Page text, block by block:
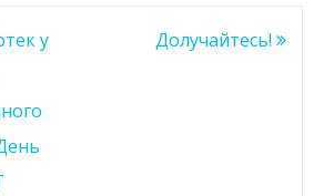
n
у
Долучайтесь!